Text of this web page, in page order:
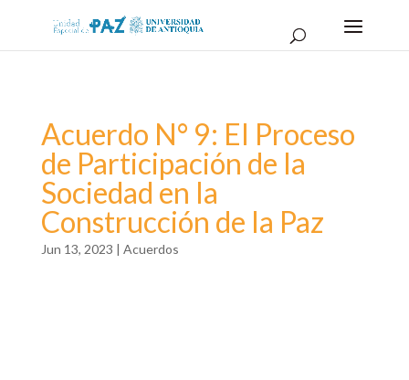
Acuerdo N° 9: El Proceso
de Participación de la
Sociedad en la
Construcción de la Paz
Jun 13, 2023 | Acuerdos